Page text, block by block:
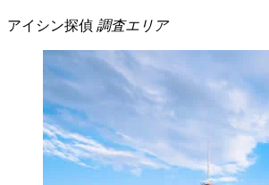
アイシン探偵 調査エリア